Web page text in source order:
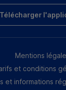
Télécharger
Mentions
et conditions
et informations